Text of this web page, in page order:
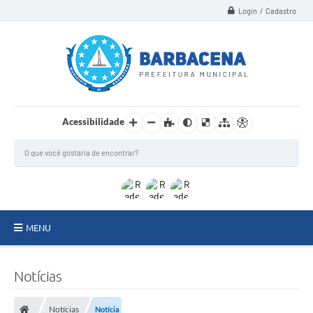
Login / Cadastro
Acessibilidade
MENU
Notícias
Notícias Notícia